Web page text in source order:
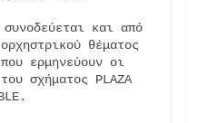
και από
θέματος
ερμηνεύουν οι
σχήματος PLAZA